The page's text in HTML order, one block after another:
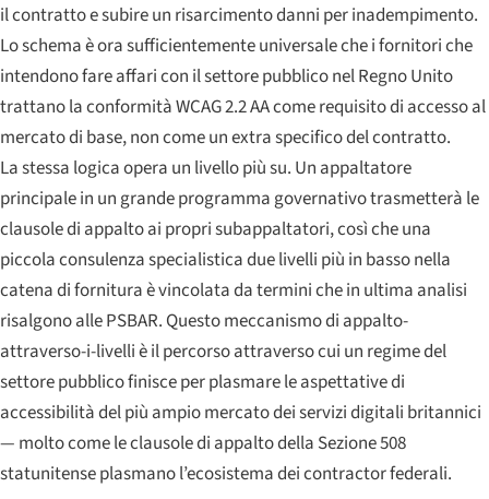
il contratto e subire un risarcimento danni per inadempimento.
Lo schema è ora sufficientemente universale che i fornitori che
intendono fare affari con il settore pubblico nel Regno Unito
trattano la conformità WCAG 2.2 AA come requisito di accesso al
mercato di base, non come un extra specifico del contratto.
La stessa logica opera un livello più su. Un appaltatore
principale in un grande programma governativo trasmetterà le
clausole di appalto ai propri subappaltatori, così che una
piccola consulenza specialistica due livelli più in basso nella
catena di fornitura è vincolata da termini che in ultima analisi
risalgono alle PSBAR. Questo meccanismo di appalto-
attraverso-i-livelli è il percorso attraverso cui un regime del
settore pubblico finisce per plasmare le aspettative di
accessibilità del più ampio mercato dei servizi digitali britannici
— molto come le clausole di appalto della Sezione 508
statunitense plasmano l’ecosistema dei contractor federali.